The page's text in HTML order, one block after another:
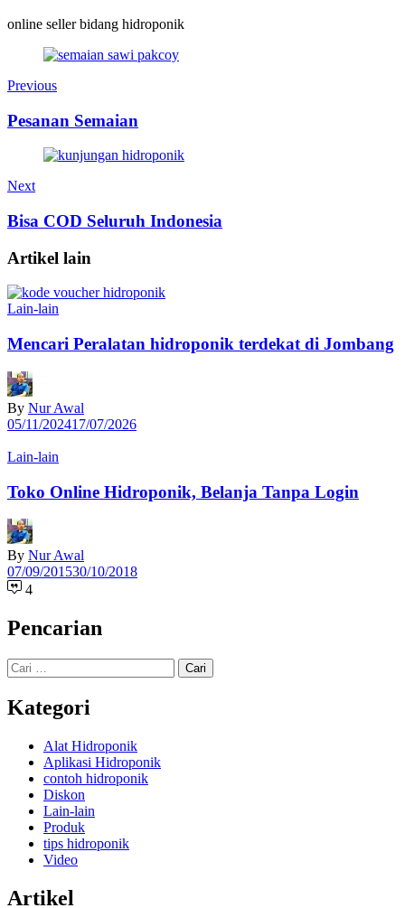
online seller bidang hidroponik
Previous
Pesanan Semaian
Next
Bisa COD Seluruh Indonesia
Artikel lain
Lain-lain
Mencari Peralatan hidroponik terdekat di Jombang
By Nur Awal
05/11/202417/07/2026
Lain-lain
Toko Online Hidroponik, Belanja Tanpa Login
By Nur Awal
07/09/201530/10/2018
4
Pencarian
Cari
untuk:
Kategori
Alat Hidroponik
Aplikasi Hidroponik
contoh hidroponik
Diskon
Lain-lain
Produk
tips hidroponik
Video
Artikel